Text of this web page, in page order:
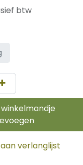
btw
verlanglijst